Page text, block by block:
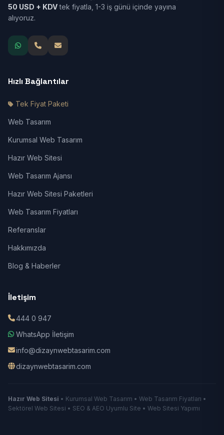
50 USD + KDVtek fiyatla, 1-3 iş günü içinde yayına
alıyoruz.
Hızlı Bağlantılar
Tek Fiyat Paketi
Web Tasarım
Kurumsal Web Tasarım
Hazır Web Sitesi
Web Tasarım Ajansı
Hazır Web Sitesi Paketleri
Web Tasarım Fiyatları
Referanslar
Hakkımızda
Blog & Haberler
İletişim
444 0 947
WhatsApp İletişim
info@dizaynwebtasarim.com
dizaynwebtasarim.com
Hazır Web Sitesi • Kurumsal Web Tasarım • Web Tasarım Fiyatları •
Sektörel Web Sitesi • SEO & AEO Uyumlu Site • Web Sitesi Yapımı